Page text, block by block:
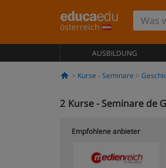
österreich
AUSBILDUNG
Kurse - Seminare
2 Kurse - Seminare de
Empfohlene anbieter